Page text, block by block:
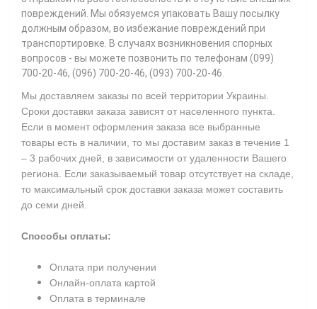
повреждений. Мы обязуемся упаковать Вашу посылку
должным образом, во избежание повреждений при
транспортировке. В случаях возникновения спорных
вопросов - вы можете позвонить по телефонам (099)
700-20-46, (096) 700-20-46, (093) 700-20-46.
Мы доставляем заказы по всей территории Украины.
Сроки доставки заказа зависят от населенного пункта.
Если в момент оформления заказа все выбранные
товары есть в наличии, то мы доставим заказ в течение 1
– 3 рабочих дней, в зависимости от удаленности Вашего
региона. Если заказываемый товар отсутствует на складе,
то максимальный срок доставки заказа может составить
до семи дней.
Способы оплаты:
Оплата при получении
Онлайн-оплата картой
Оплата в терминале